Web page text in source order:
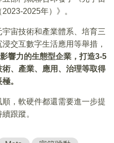
2025年）》。
宙技術和產業體系、培育三
交互數字生活應用等舉措，
響力的生態型企業，打造3-5
、產業、應用、治理等取得
。
，軟硬件都還需要進一步提
跟蹤。